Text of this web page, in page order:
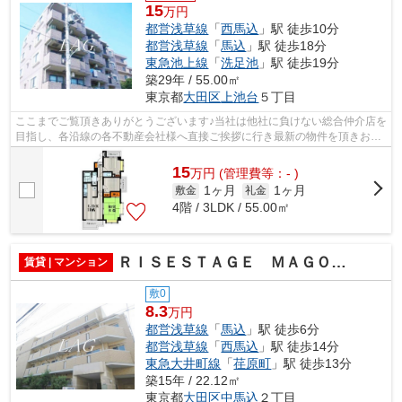
15万円
都営浅草線 「西馬込 」駅 徒歩10分
都営浅草線 「馬込 」駅 徒歩18分
東急池上線 「洗足池 」駅 徒歩19分
築29年 / 55.00㎡
東京都大田区 上池台 ５丁目
ここまでご覧頂きありがとうございます♪当社は他社に負けない総合仲介店を
目指し、各沿線の各不動産会社様へ直接ご挨拶に行き最新の物件を頂きお客
様へ提供しております！最新の情報は...
15万円 (管理費等：- )
敷金 1ヶ月 礼金
1ヶ月
4階 / 3LDK / 55.00㎡
賃貸 | マンション ＲＩＳＥＳＴＡＧＥ ＭＡＧＯＭＥ
敷0
8.3万円
都営浅草線 「馬込 」駅 徒歩6分
都営浅草線 「西馬込 」駅 徒歩14分
東急大井町線 「荏原町 」駅 徒歩13分
築15年 / 22.12㎡
東京都大田区中馬込 ２丁目